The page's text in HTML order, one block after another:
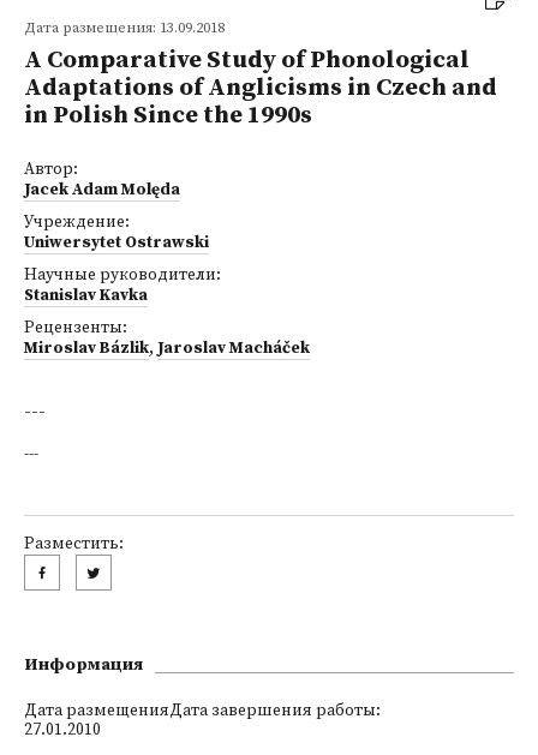
Дата размещения: 13.09.2018
A Comparative Study of Phonological
Adaptations of Anglicisms in Czech and
in Polish Since the 1990s
Автор:
Jacek Adam Molęda
Учреждение:
Uniwersytet Ostrawski
Научные руководители:
Stanislav Kavka
Рецензенты:
Miroslav Bázlik, Jaroslav Macháček
---
---
Разместить:
Информация
Дата размещенияДата завершения работы:
27.01.2010